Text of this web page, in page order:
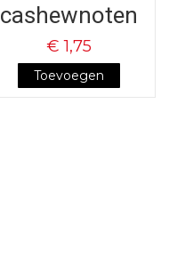
cashewnoten
€ 1,75
Toevoegen